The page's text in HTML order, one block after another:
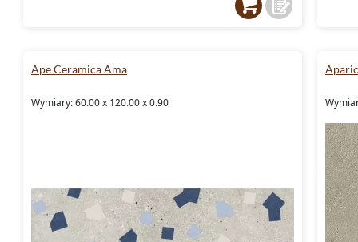
Ape Ceramica Ama
Wymiary: 60.00 x 120.00 x 0.90